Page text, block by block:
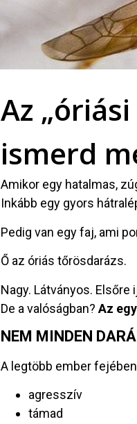
Az
ismerd
Amikor egy hatalmas,
Inkább egy gyors
Pedig van egy faj, ami
Ő az óriás tőrösdarázs.
Nagy. Látványos. Elsőre
De a valóságban? Az
NEM MINDEN
A legtöbb ember
agresszív
támad